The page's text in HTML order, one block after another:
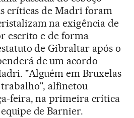
críticas de Madri foram
na exigência de
escrito e de forma
de Gibraltar após o
de um acordo
"Alguém em Bruxelas
trabalho", alfinetou
feira, na primeira crítica
de Barnier.